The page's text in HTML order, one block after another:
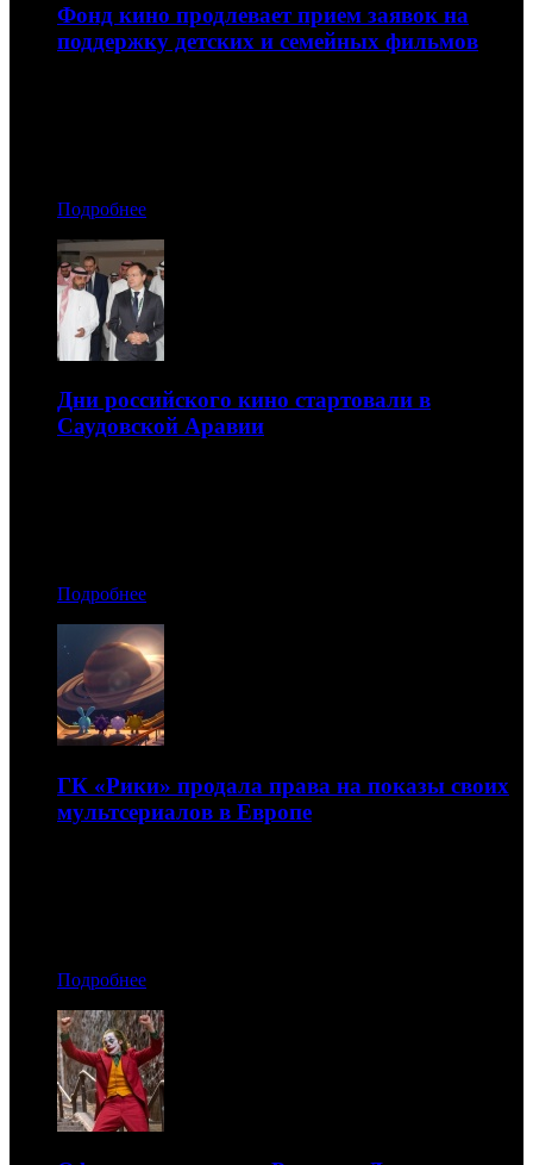
Фонд кино продлевает прием заявок на
поддержку детских и семейных фильмов
Подробнее
Дни российского кино стартовали в
Саудовской Аравии
Подробнее
ГК «Рики» продала права на показы своих
мультсериалов в Европе
Подробнее